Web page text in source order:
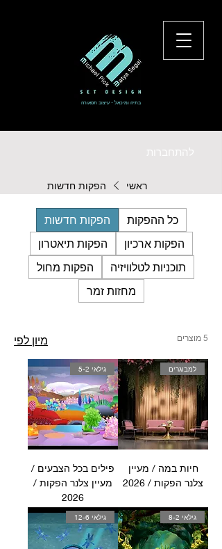
בתיה ומיכאל - עיצוב תפאורה
להתחברות
ראשי הפקות חדשות
כל ההפקות
הפקות חדשות
הפקות ארכיון
הפקות תיאטרון
תוכניות לטלוויזיה
הפקות מחול
מחזות זמר
5 מוצרים מיון לפי
למבוגרים
חיות במה / מעיין
צלנר הפקות / 2026
גילאי 5-2
פילים בכל הצבעים /
מעיין צלנר הפקות /
2026
גילאי 8-2 גילאי 12-6